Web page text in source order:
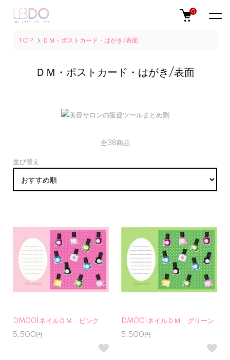
0
TOP ＤＭ・ポストカード・はがき/表面
ＤＭ・ポストカード・はがき/表面
全38商品
並び替え
DM001ネイルＤＭ ピンク
5,500円
DM001ネイルＤＭ グリーン
5,500円